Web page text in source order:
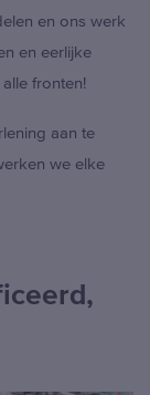
en ons werk
en eerlijke
fronten!
aan te
we elke